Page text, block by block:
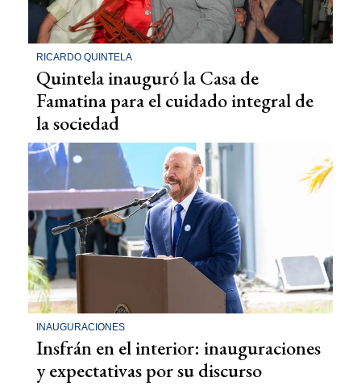
RICARDO QUINTELA
Quintela inauguró la Casa de
Famatina para el cuidado integral de
la sociedad
INAUGURACIONES
Insfrán en el interior: inauguraciones
y expectativas por su discurso